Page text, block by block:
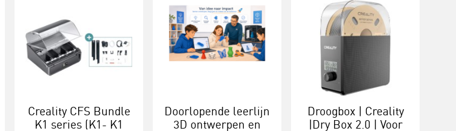
Creality CFS Bundle
K1 series (K1- K1
Doorlopende leerlijn
3D ontwerpen en
Droogbox | Creality
|Dry Box 2.0 | Voor